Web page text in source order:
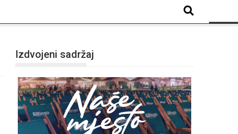
Izdvojeni sadržaj